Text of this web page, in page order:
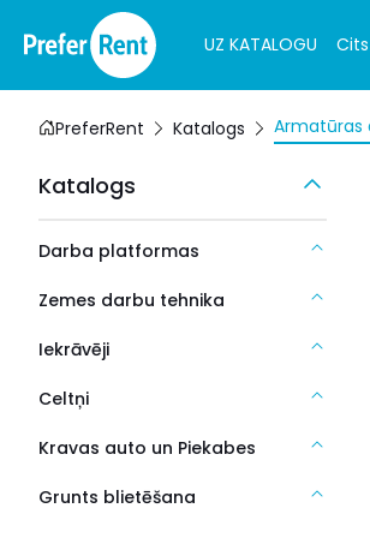
UZ KATALOGU Cits
PreferRent Katalogs Armatūras
Katalogs
Darba platformas
Zemes darbu tehnika
Iekrāvēji
Celtņi
Kravas auto un Piekabes
Grunts blietēšana